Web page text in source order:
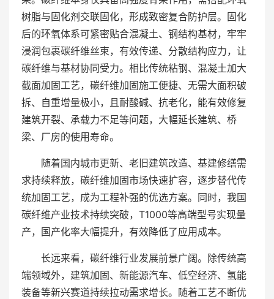
树脂与固化剂交联固化，形成致密复合防护层。固化
后的环氧体系可紧密贴合混凝土、钢结构基材，牢牢
浸润包裹碳纤维丝束，有效传递、分散结构应力，让
碳纤维与基材协同受力。相比传统粘钢、混凝土加大
截面加固工艺，碳纤维加固施工便捷、无需大面积破
拆、自重增量极小，且耐酸碱、抗老化，能有效修复
建筑开裂、承载力不足等问题，大幅延长建筑、桥
梁、厂房的使用寿命。
随着国内城市更新、老旧建筑改造、基建修缮需
求持续释放，碳纤维加固市场快速扩容，逐步替代传
统加固工艺，成为工程补强的优选方案。同时，我国
碳纤维产业技术持续突破，T1000等高端型号实现量
产，国产化率大幅提升，有效降低了应用成本。
长远来看，碳纤维行业发展前景广阔。除传统高
端领域外，建筑加固、新能源汽车、低空经济、氢能
装备等新兴赛道持续拉动需求增长。随着工艺不断优